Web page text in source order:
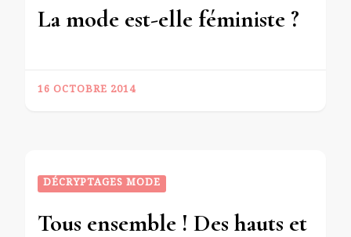
La mode est-elle féministe ?
16 OCTOBRE 2014
DÉCRYPTAGES MODE
Tous ensemble ! Des hauts et